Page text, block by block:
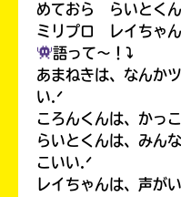
めておら らいとく
ミリプロ レイちゃ
語って〜！⤵︎
あまねきは、なんか
い.ᐟ
ころんくんは、かっ
らいとくんは、みん
こいい.ᐟ
レイちゃんは、声が